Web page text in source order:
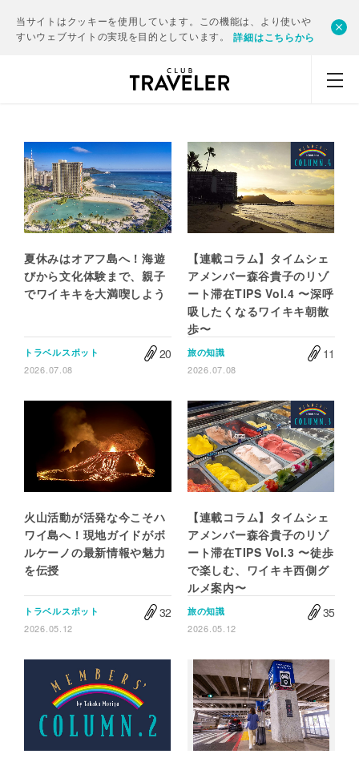
当サイトはクッキーを使用しています。この機能は、より使いや
すいウェブサイトの実現を目的としています。
詳細はこちらから
夏休みはオアフ島へ！海遊
びから文化体験まで、親子
でワイキキを大満喫しよう
トラベルスポット
2026.07.08
20
【連載コラム】タイムシェ
アメンバー森谷貴子のリゾ
ート滞在TIPS Vol.4 〜深呼
吸したくなるワイキキ朝散
歩〜
旅の知識
2026.07.08
11
火山活動が活発な今こそハ
ワイ島へ！現地ガイドがボ
ルケーノの最新情報や魅力
を伝授
トラベルスポット
2026.05.12
32
【連載コラム】タイムシェ
アメンバー森谷貴子のリゾ
ート滞在TIPS Vol.3 〜徒歩
で楽しむ、ワイキキ西側グ
ルメ案内〜
旅の知識
2026.05.12
35